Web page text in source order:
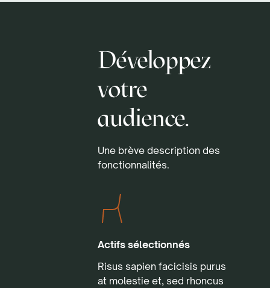
Développez
votre
audience.
Une brève description des
fonctionnalités.
Actifs sélectionnés
Risus sapien facicisis purus
at molestie et, sed rhoncus